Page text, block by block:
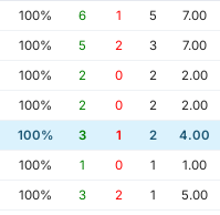
100% 6 1 5
7.00
100% 5 2 3
7.00
100% 2 0 2
2.00
100% 2 0 2
2.00
100% 3 1 2
4.00
100% 1 0 1
1.00
100% 3 2 1
5.00